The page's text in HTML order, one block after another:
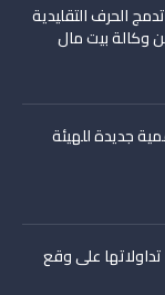
الحرف التقليدية
وكالة بيت مال
جديدة للهيئة
على وقع